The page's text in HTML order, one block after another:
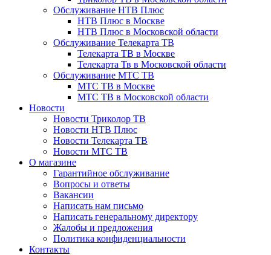
Обслуживание НТВ Плюс
НТВ Плюс в Москве
НТВ Плюс в Московской области
Обслуживание Телекарта ТВ
Телекарта ТВ в Москве
Телекарта Тв в Московской области
Обслуживание МТС ТВ
МТС ТВ в Москве
МТС ТВ в Московской области
Новости
Новости Триколор ТВ
Новости НТВ Плюс
Новости Телекарта ТВ
Новости МТС ТВ
О магазине
Гарантийное обслуживание
Вопросы и ответы
Вакансии
Написать нам письмо
Написать генеральному директору
Жалобы и предложения
Политика конфиденциальности
Контакты